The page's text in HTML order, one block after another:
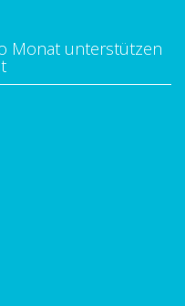
Monat unterstützen